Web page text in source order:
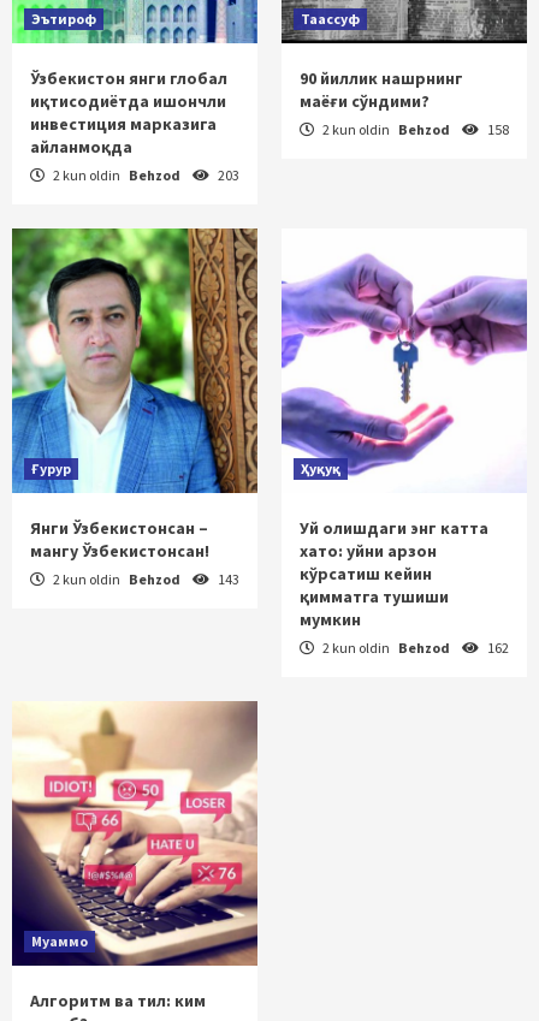
Эътироф
Ўзбекистон янги глобал
иқтисодиётда ишончли
инвестиция марказига
айланмоқда
2 kun oldin Behzod 203
Таассуф
90 йиллик нашрнинг
маёғи сўндими?
2 kun oldin Behzod 158
Ғурур
Янги Ўзбекистонсан –
мангу Ўзбекистонсан!
2 kun oldin Behzod 143
Ҳуқуқ
Уй олишдаги энг катта
хато: уйни арзон
кўрсатиш кейин
қимматга тушиши
мумкин
2 kun oldin Behzod 162
Муаммо
Алгоритм ва тил: ким